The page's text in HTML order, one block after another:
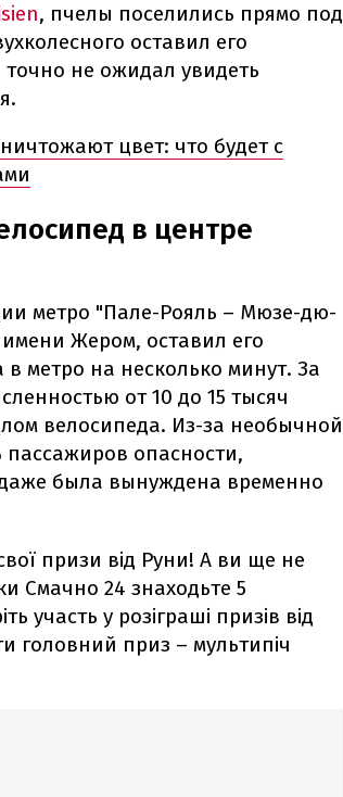
, пчелы поселились прямо под
оставил его
не ожидал увидеть
цвет: что будет с
в центре
метро "Пале-Рояль – Мюзе-дю-
Жером, оставил его
метро на несколько минут. За
от 10 до 15 тысяч
велосипеда. Из-за необычной
опасности,
была вынуждена временно
призи від Руни! А ви ще не
Смачно 24 знаходьте 5
участь у розіграші призів від
головний приз – мультипіч